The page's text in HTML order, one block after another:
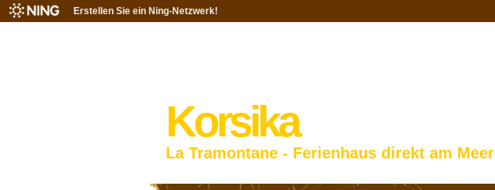
Erstellen Sie ein Ning-Netzwerk!
Korsika
La Tramontane - Ferienhaus direkt am Meer